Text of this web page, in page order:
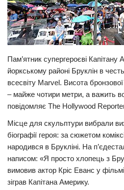
Світ
Цікаво
Технології
Історії
Рецепти
Здоров’я
Події
Кримінал
Трагедії
Пам’ятник супергероєві
йоркському районі Бруклін в
всесвіту Marvel. Висота
– майже чотири метри, а важить
повідомляє The Hollywood
Місце для скульптури вибрали
біографії героя: за сюжетом
народився в Брукліні. На
написом: «Я просто хлопець з
вимовив актор Кріс Еванс у
зіграв Капітана Америку.